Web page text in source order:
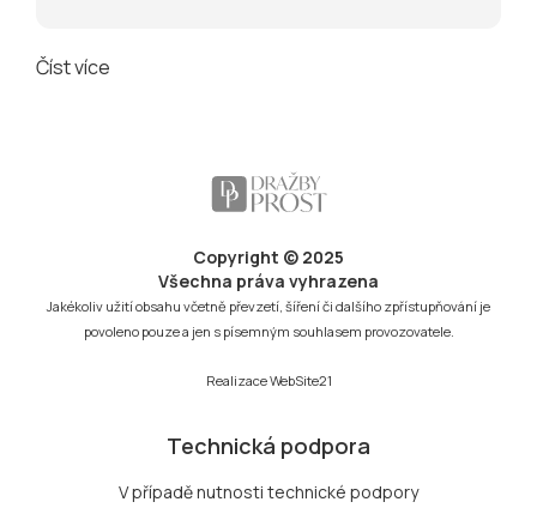
Číst více
Copyright © 2025
Všechna práva vyhrazena
Jakékoliv užití obsahu včetně převzetí, šíření či dalšího zpřístupňování je
povoleno pouze a jen s písemným souhlasem provozovatele.
RealizaceWebSite21
Technická podpora
V případě nutnosti technické podpory